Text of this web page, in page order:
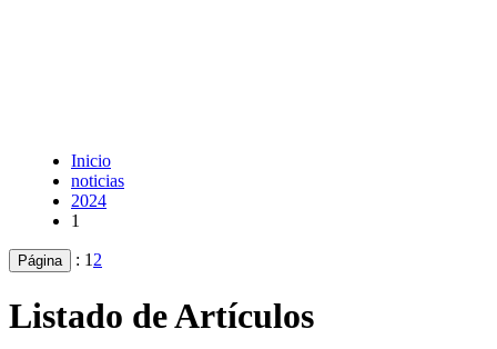
Inicio
noticias
2024
1
Página : 1 2
Listado de Artículos